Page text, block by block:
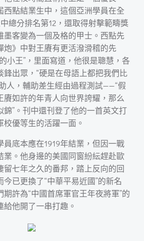
西點結業生中，這個亞洲學員在全
總分排名第12，還取得射擊範疇獎
墨客變為一個及格的甲士。西點先
炮》中對王賡有更活潑滑稽的先
小王”，里面寫道，他很是聰慧，各
鋒出眾，“硬是在母語上都把我們比
人，輔助差生經由過程測試——“假
賡如許的年青人向世界誇耀，那么
”。刊中還刊登了他的一首英文打
優等生的活躍一面。
員底本應在1919年結業，但因一戰
業。他身邊的美國同窗紛紜趕赴歐
留七年之久的番邦，踏上反向的回
已更換了“中華平易近國”的新名
許為“中國首席軍官王年夜將軍”的
他開了一串打趣。